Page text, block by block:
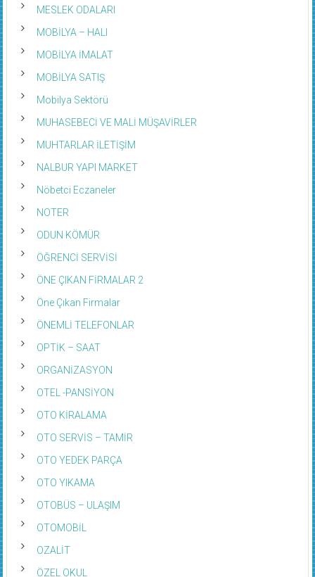
MESLEK ODALARI
MOBİLYA – HALI
MOBİLYA İMALAT
MOBİLYA SATIŞ
Mobilya Sektörü
MUHASEBECİ VE MALİ MÜŞAVİRLER
MUHTARLAR İLETİŞİM
NALBUR YAPI MARKET
Nöbetci Eczaneler
NOTER
ODUN KÖMÜR
ÖĞRENCİ SERVİSİ
ÖNE ÇIKAN FİRMALAR 2
Öne Çıkan Firmalar
ÖNEMLİ TELEFONLAR
OPTİK – SAAT
ORGANİZASYON
OTEL -PANSİYON
OTO KİRALAMA
OTO SERVİS – TAMİR
OTO YEDEK PARÇA
OTO YIKAMA
OTOBÜS – ULAŞIM
OTOMOBİL
OZALİT
ÖZEL OKUL